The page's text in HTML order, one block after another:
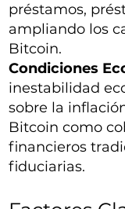
préstamos,
ampliando los
Bitcoin.
Condiciones
inestabilidad
sobre la
Bitcoin como
financieros
fiduciarias.